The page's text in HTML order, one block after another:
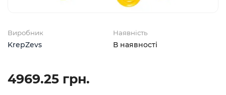
Виробник
KrepZevs
Наявність
В наявності
4969.25 грн.